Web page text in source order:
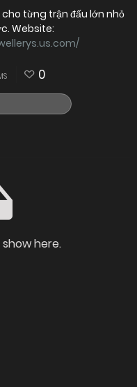
từng trận đấu lớn nhỏ
trong và ngoài nước. Website:
0
here.